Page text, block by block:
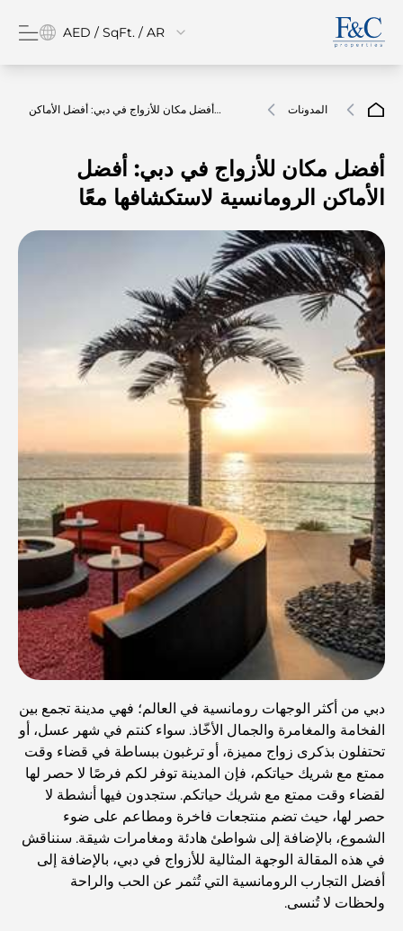
AED / SqFt. / AR
المدونات
أفضل مكان للأزواج في دبي: أفضل الأماكن
أفضل مكان للأزواج في دبي: أفضل
الأماكن الرومانسية لاستكشافها معًا
دبي من أكثر الوجهات رومانسية في العالم؛ فهي مدينة تجمع بين
الفخامة والمغامرة والجمال الأخّاذ. سواء كنتم في شهر عسل، أو
تحتفلون بذكرى زواج مميزة، أو ترغبون ببساطة في قضاء وقت
ممتع مع شريك حياتكم، فإن المدينة توفر لكم فرصًا لا حصر لها
لقضاء وقت ممتع مع شريك حياتكم. ستجدون فيها أنشطة لا
حصر لها، حيث تضم منتجعات فاخرة ومطاعم على ضوء
الشموع، بالإضافة إلى شواطئ هادئة ومغامرات شيقة. سنناقش
في هذه المقالة الوجهة المثالية للأزواج في دبي، بالإضافة إلى
أفضل التجارب الرومانسية التي تُثمر عن الحب والراحة
ولحظات لا تُنسى.